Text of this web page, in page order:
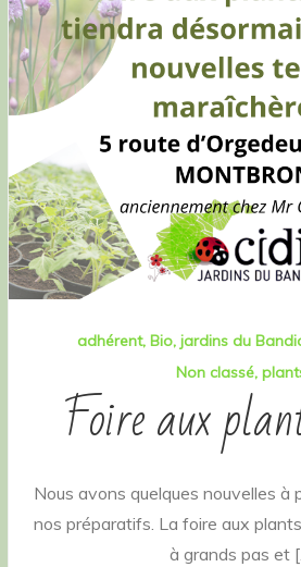
adhérent Bio jardins du
Non classé
Foire aux
Nous avons quelques nouvelles
nos préparatifs. La foire aux
à grands pas et